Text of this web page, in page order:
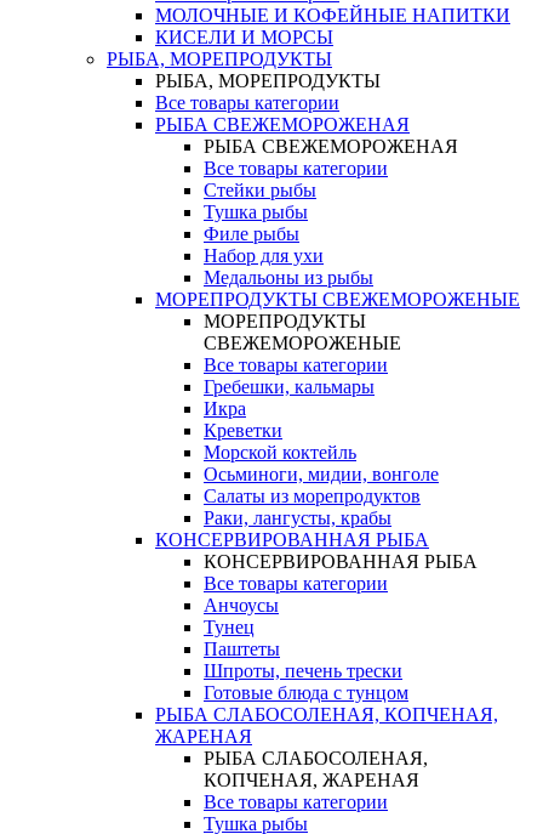
МОЛОЧНЫЕ И КОФЕЙНЫЕ НАПИТКИ
КИСЕЛИ И МОРСЫ
РЫБА, МОРЕПРОДУКТЫ
РЫБА, МОРЕПРОДУКТЫ
Все товары категории
РЫБА СВЕЖЕМОРОЖЕНАЯ
РЫБА СВЕЖЕМОРОЖЕНАЯ
Все товары категории
Стейки рыбы
Тушка рыбы
Филе рыбы
Набор для ухи
Медальоны из рыбы
МОРЕПРОДУКТЫ СВЕЖЕМОРОЖЕНЫЕ
МОРЕПРОДУКТЫ
СВЕЖЕМОРОЖЕНЫЕ
Все товары категории
Гребешки, кальмары
Икра
Креветки
Морской коктейль
Осьминоги, мидии, вонголе
Салаты из морепродуктов
Раки, лангусты, крабы
КОНСЕРВИРОВАННАЯ РЫБА
КОНСЕРВИРОВАННАЯ РЫБА
Все товары категории
Анчоусы
Тунец
Паштеты
Шпроты, печень трески
Готовые блюда с тунцом
РЫБА СЛАБОСОЛЕНАЯ, КОПЧЕНАЯ,
ЖАРЕНАЯ
РЫБА СЛАБОСОЛЕНАЯ,
КОПЧЕНАЯ, ЖАРЕНАЯ
Все товары категории
Тушка рыбы